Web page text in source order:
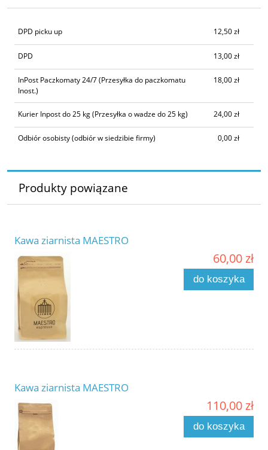
DPD picku up 12,50 zł
DPD 13,00 zł
InPost Paczkomaty 24/7(Przesyłka do paczkomatu
Inost.)
18,00 zł
Kurier Inpost do 25 kg(Przesyłka o wadze do 25 kg) 24,00 zł
Odbiór osobisty(odbiór w siedzibie firmy) 0,00 zł
Produkty powiązane
Kawa ziarnista MAESTRO
60,00 zł
do koszyka
Kawa ziarnista MAESTRO
110,00 zł
do koszyka